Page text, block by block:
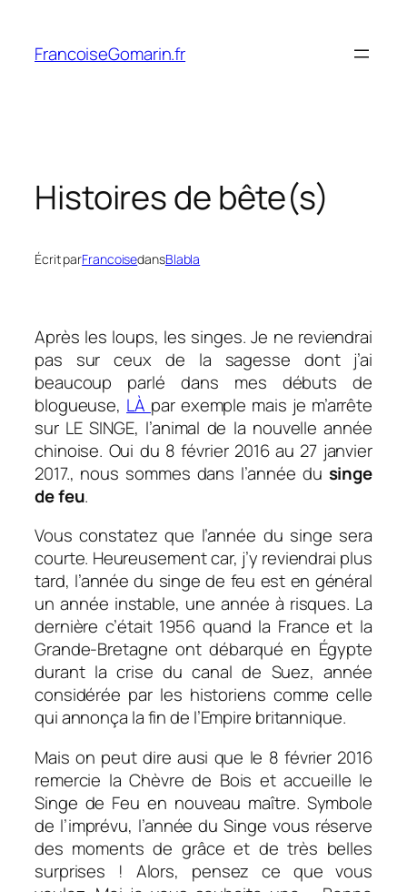
contenu
FrancoiseGomarin.fr
Histoires de bête(s)
Écrit parFrancoisedansBlabla
Après les loups, les singes. Je ne reviendrai
pas sur ceux de la sagesse dont j’ai
beaucoup parlé dans mes débuts de
blogueuse, LÀ par exemple mais je m’arrête
sur LE SINGE, l’animal de la nouvelle année
chinoise. Oui du 8 février 2016 au 27 janvier
2017., nous sommes dans l’année du singe
de feu.
Vous constatez que l’année du singe sera
courte. Heureusement car, j’y reviendrai plus
tard, l’année du singe de feu est en général
un année instable, une année à risques. La
dernière c’était 1956 quand la France et la
Grande-Bretagne ont débarqué en Égypte
durant la crise du canal de Suez, année
considérée par les historiens comme celle
qui annonça la fin de l’Empire britannique.
Mais on peut dire ausi que le 8 février 2016
remercie la Chèvre de Bois et accueille le
Singe de Feu en nouveau maître. Symbole
de l’imprévu, l’année du Singe vous réserve
des moments de grâce et de très belles
surprises ! Alors, pensez ce que vous